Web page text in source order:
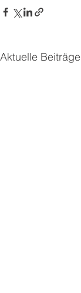
Aktuelle Beiträge